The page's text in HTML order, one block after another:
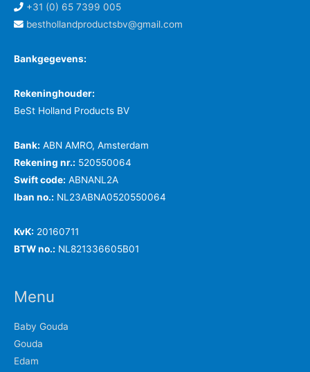
+31 (0) 65 7399 005
besthollandproductsbv@gmail.com
Bankgegevens:
Rekeninghouder:
BeSt Holland Products BV
Bank: ABN AMRO, Amsterdam
Rekening nr.: 520550064
Swift code: ABNANL2A
Iban no.: NL23ABNA0520550064
KvK: 20160711
BTW no.: NL821336605B01
Menu
Baby Gouda
Gouda
Edam